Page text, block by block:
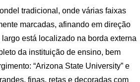
tradicional, onde várias faixas
marcadas, afinando em direção
está localizado na borda externa
da instituição de ensino, bem
“Arizona State University” e
finas, retas e decoradas com